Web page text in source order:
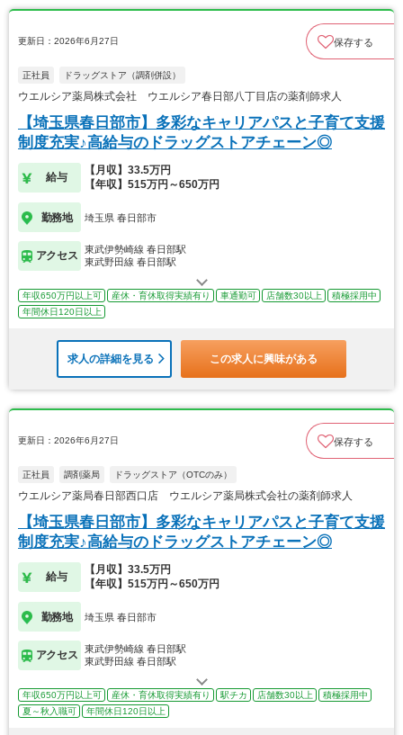
更新日：2026年6月27日 保存する
正社員 ドラッグストア（調剤併設）
ウエルシア薬局株式会社 ウエルシア春日部八丁目店の薬剤師求人
【埼玉県春日部市】多彩なキャリアパスと子育て支援
制度充実♪高給与のドラッグストアチェーン◎
給与
【月収】33.5万円
【年収】515万円～650万円
勤務地 埼玉県 春日部市
アクセス
東武伊勢崎線 春日部駅
東武野田線 春日部駅
年収650万円以上可 産休・育休取得実績有り 車通勤可 店舗数30以上
積極採用中
年間休日120日以上
求人の詳細を見る この求人に興味がある
更新日：2026年6月27日 保存する
正社員 調剤薬局 ドラッグストア（OTCのみ）
ウエルシア薬局春日部西口店 ウエルシア薬局株式会社の薬剤師求人
【埼玉県春日部市】多彩なキャリアパスと子育て支援
制度充実♪高給与のドラッグストアチェーン◎
給与
【月収】33.5万円
【年収】515万円～650万円
勤務地 埼玉県 春日部市
アクセス
東武伊勢崎線 春日部駅
東武野田線 春日部駅
年収650万円以上可 産休・育休取得実績有り 駅チカ 店舗数30以上
積極採用中
夏～秋入職可
年間休日120日以上